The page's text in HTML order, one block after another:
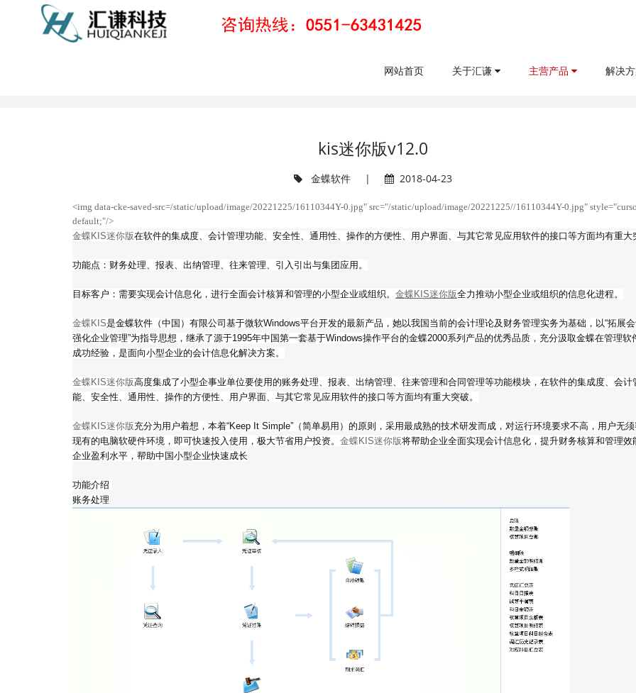
网站首页 关于汇谦 主营产品 解决
kis迷你版v12.0
金蝶软件 | 2018-04-23
<img data-cke-saved-src=/static/upload/image/20221225/16110344Y-0.jpg" src="/static/upload/image/20221225//16110344Y-0.jpg"
default;"/>
金蝶KIS迷你版在软件的集成度、会计管理功能、安全性、通用性、操作的方便性、用户界面、与其它常见应用软件的接口等方面均有重大
功能点：财务处理、报表、出纳管理、往来管理、引入引出与集团应用。
目标客户：需要实现会计信息化，进行全面会计核算和管理的小型企业或组织。 金蝶KIS迷你版全力推动小型企业或组织的信息化进程。
金蝶KIS是金蝶软件（中国）有限公司基于微软Windows平台开发的最新产品，她以我国当前的会计理论及财务管理实务为基础，以“拓展
强化企业管理”为指导思想，继承了源于1995年中国第一套基于Windows操作平台的金蝶2000系列产品的优秀品质，充分汲取金蝶在管理软
成功经验，是面向小型企业的会计信息化解决方案。
金蝶KIS迷你版高度集成了小型企事业单位要使用的账务处理、报表、出纳管理、往来管理和合同管理等功能模块，在软件的集成度、会计
能、安全性、通用性、操作的方便性、用户界面、与其它常见应用软件的接口等方面均有重大突破。
金蝶KIS迷你版充分为用户着想，本着“Keep It Simple”（简单易用）的原则，采用最成熟的技术研发而成，对运行环境要求不高，用户无
现有的电脑软硬件环境，即可快速投入使用，极大节省用户投资。 金蝶KIS迷你版将帮助企业全面实现会计信息化，提升财务核算和管理效
企业盈利水平，帮助中国小型企业快速成长
功能介绍
账务处理